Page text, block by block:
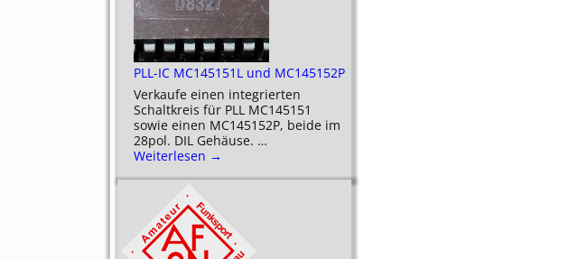
PLL-IC MC145151L und MC145152P
Verkaufe einen integrierten
Schaltkreis für PLL MC145151
sowie einen MC145152P, beide im
28pol. DIL Gehäuse. …
Weiterlesen →